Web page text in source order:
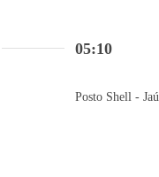
05:10
Posto Shell - Jaú